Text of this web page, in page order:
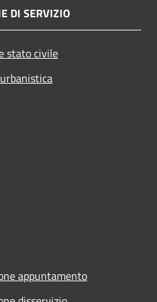
DI SERVIZIO
stato civile
appuntamento